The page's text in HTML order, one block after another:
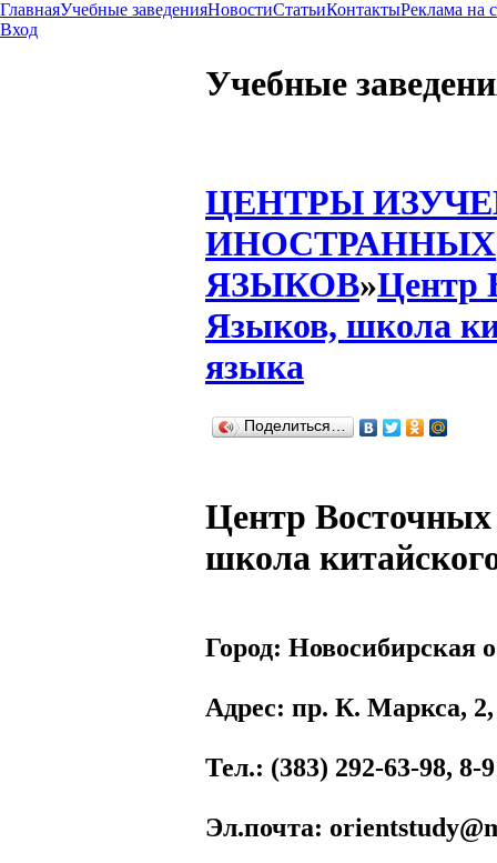
ГлавнаяУчебные заведенияНовостиСтатьиКонтактыРеклама на
Вход
Учебные
ЦЕНТРЫ
ИНОСТРАННЫХ
ЯЗЫКОВ»Центр
Языков, школа
языка
Поделиться…
Центр
школа
Город: Новосибирская
Адрес: пр. К. Маркса,
Тел.: (383) 292-63-98, 8-
Эл.почта: